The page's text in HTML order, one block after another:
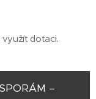
dotaci.
–